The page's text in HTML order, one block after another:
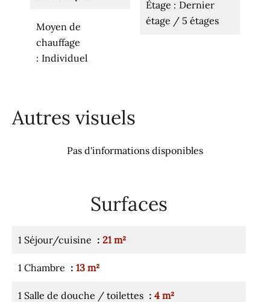
Moyen de
chauffage
Individuel
Étage
Dernier
étage / 5 étages
Autres visuels
Pas d'informations disponibles
Surfaces
1 Séjour/cuisine 21 m²
1 Chambre 13 m²
1 Salle de douche / toilettes 4 m²